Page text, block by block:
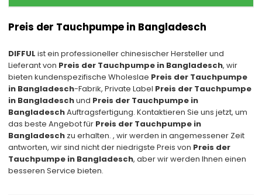
Preis der Tauchpumpe in Bangladesch
DIFFUL ist ein professioneller chinesischer Hersteller und
Lieferant von Preis der Tauchpumpe in Bangladesch, wir
bieten kundenspezifische Wholeslae Preis der Tauchpumpe
in Bangladesch-Fabrik, Private Label Preis der Tauchpumpe
in Bangladeschund Preis der Tauchpumpe in
BangladeschAuftragsfertigung. Kontaktieren Sie uns jetzt, um
das beste Angebot für Preis der Tauchpumpe in
Bangladesch zu erhalten. , wir werden in angemessener Zeit
antworten, wir sind nicht der niedrigste Preis von Preis der
Tauchpumpe in Bangladesch, aber wir werden Ihnen einen
besseren Service bieten.